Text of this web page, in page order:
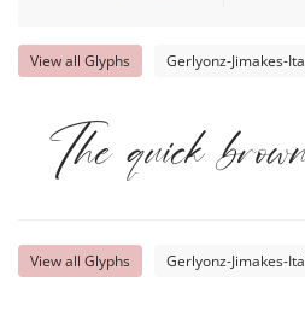
View all Glyphs Gerlyonz-Jimakes-
The quick
View all Glyphs Gerlyonz-Jimakes-